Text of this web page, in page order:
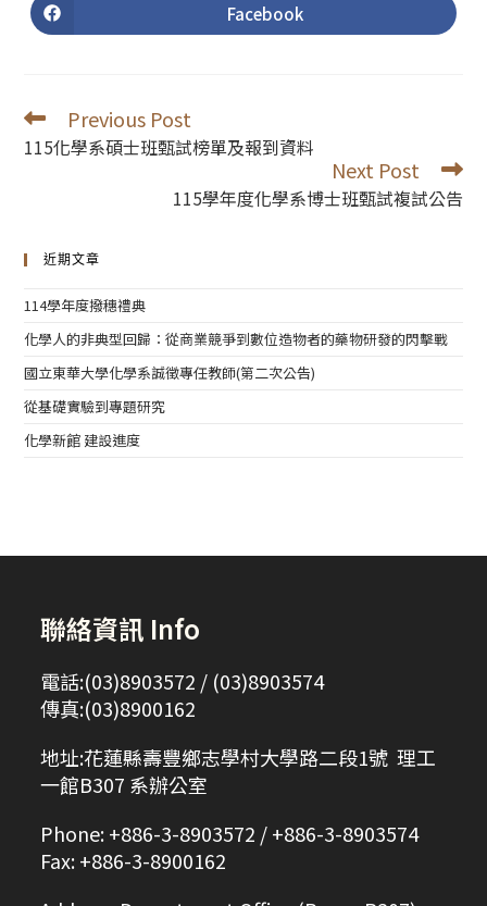
Opens
in
Facebook
Read
more
articles
Previous Post
115化學系碩士班甄試榜單及報到資料
Next Post
115學年度化學系博士班甄試複試公告
近期文章
114學年度撥穗禮典
化學人的非典型回歸：從商業競爭到數位造物者的藥物研發的閃擊戰
國立東華大學化學系誠徵專任教師(第二次公告)
從基礎實驗到專題研究
化學新館 建設進度
聯絡資訊 Info
電話:(03)8903572 / (03)8903574
傳真:(03)8900162
地址:花蓮縣壽豐鄉志學村大學路二段1號 理工
一館B307 系辦公室
Phone: +886-3-8903572 / +886-3-8903574
Fax: +886-3-8900162